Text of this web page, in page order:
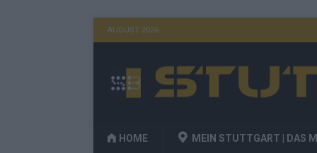
AUGUST 2026
HOME MEIN STUTTGART | DAS